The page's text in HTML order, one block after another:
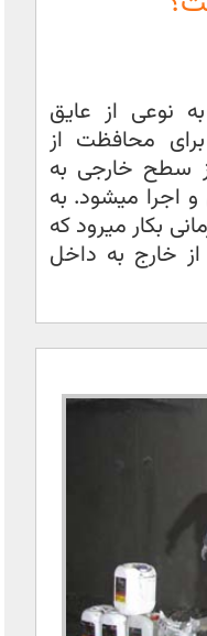
نوعی از عایق
محافظت از
سطح خارجی به
اجرا میشود. به
بکار میرود که
خارج به داخل